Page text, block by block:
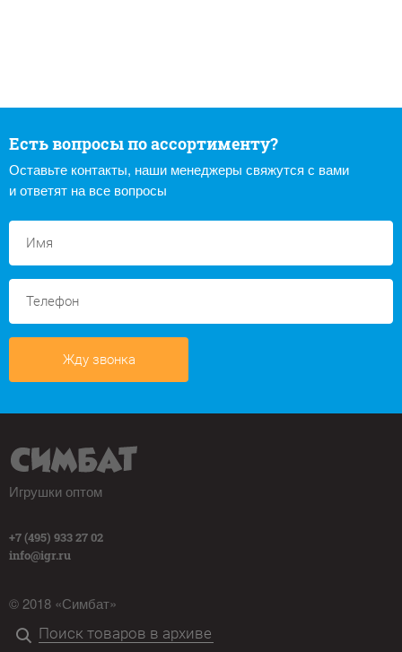
Есть вопросы по ассортименту?
Оставьте контакты, наши менеджеры свяжутся с вами
и ответят на все вопросы
Жду звонка
Игрушки оптом
+7 (495) 933 27 02
info@igr.ru
© 2018 «Симбат»